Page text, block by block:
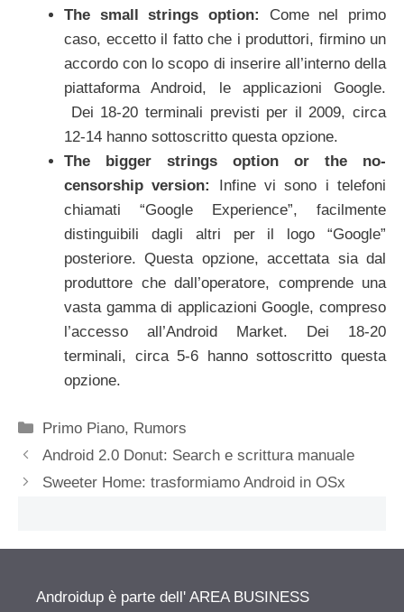
The small strings option:
Come nel primo
caso, eccetto il fatto che i produttori, firmino un
accordo con lo scopo di inserire all’interno della
piattaforma Android, le applicazioni Google.
Dei 18-20 terminali previsti per il 2009, circa
12-14 hanno sottoscritto questa opzione.
The bigger strings option or the no-
censorship version:
Infine vi sono i telefoni
chiamati “Google Experience”, facilmente
distinguibili dagli altri per il logo “Google”
posteriore. Questa opzione, accettata sia dal
produttore che dall’operatore, comprende una
vasta gamma di applicazioni Google, compreso
l’accesso all’Android Market. Dei 18-20
terminali, circa 5-6 hanno sottoscritto questa
opzione.
Categorie
Primo Piano, Rumors
Android 2.0 Donut: Search e scrittura manuale
Sweeter Home: trasformiamo Android in OSx
Androidup è parte dell' AREA BUSINESS